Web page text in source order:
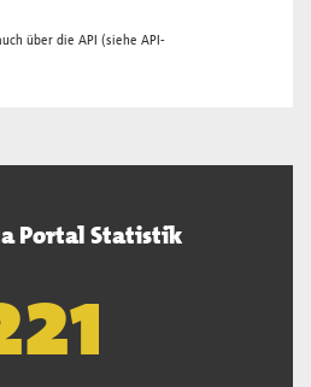
über die API (siehe API-
Portal Statistik